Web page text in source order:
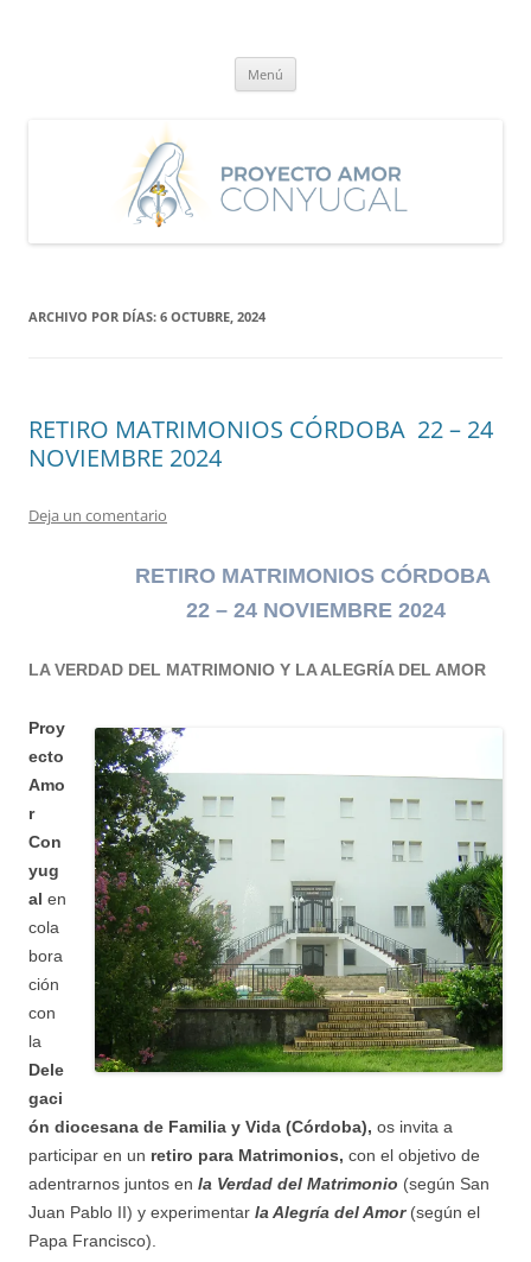
Menú
ARCHIVO POR DÍAS: 6 OCTUBRE, 2024
RETIRO MATRIMONIOS CÓRDOBA 22 – 24
NOVIEMBRE 2024
Deja un comentario
RETIRO MATRIMONIOS CÓRDOBA
22 – 24 NOVIEMBRE 2024
LA VERDAD DEL MATRIMONIO Y LA ALEGRÍA DEL AMOR
Proy
ecto
Amo
r
Con
yug
al en
cola
bora
ción
con
la
Dele
gaci
ón diocesana de Familia y Vida (Córdoba), os invita a
participar en un retiro para Matrimonios, con el objetivo de
adentrarnos juntos en la Verdad del Matrimonio (según San
Juan Pablo II) y experimentar la Alegría del Amor(según el
Papa Francisco).